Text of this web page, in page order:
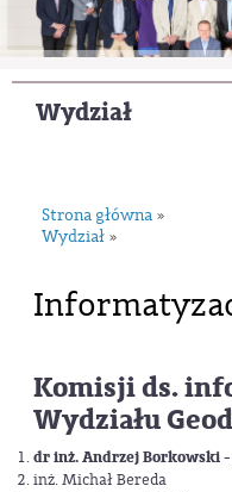
Wydział
Strona główna »
Wydział »
Komisji ds.
Wydziału
dr inż. Andrzej Borkowski
inż. Michał Bereda